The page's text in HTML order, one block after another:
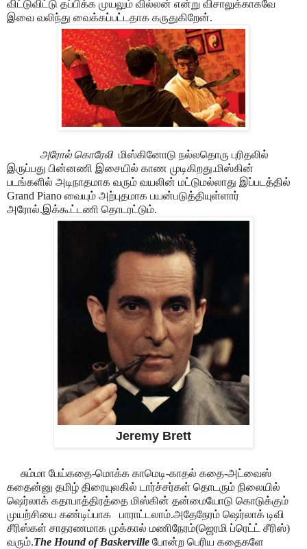
விட்டுவிட்டு தப்பிக்க முயலும் வில்லன் என்று விசாலுக்காகவே
இவை வலிந்து வைக்கப்பட்டதாக கருதுகிறேன்.
அரோல் கொரேலி மிஸ்கினோடு நல்லதொரு புரிதலில்
இருப்பது பின்னணி இசையில் காண முடிகிறது.மிஸ்கின்
படங்களில் அடிநாதமாக வரும் வயலின் மட்டுமல்லாது இப்படத்தில்
Grand Piano வையும் அற்புதமாக பயன்படுத்தியுள்ளார்
அரோல்.இக்கூட்டணி தொடரட்டும்.
Jeremy Brett
சும்மா பேய்கதை-மொக்க காமெடி-காதல் கதை-அட்வைஸ்
கதைன்னு தமிழ் திரையுலகில் டார்ச்சர்கள் தொடரும் நிலையில்
ஷெர்லாக் கதாபாத்திரத்தை மிஸ்கின் தன்மையோடு கொடுக்கும்
முயற்சியை கண்டிப்பாக பாராட்டலாம்.அதேநேரம் ஷெர்லாக் டிவி
சீரிஸ்கள் சாதரணமாக முக்கால் மணிநேரம்(ஜெரமி ப்ரெட்ட் சீரிஸ்)
வரும்.The Hound of Baskerville போன்ற பெரிய கதைகளே